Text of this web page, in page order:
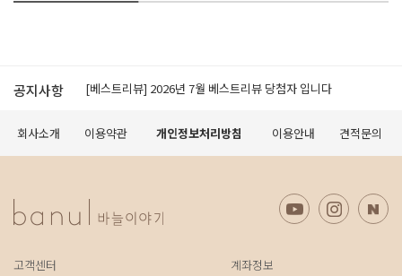
공지사항
[베스트리뷰] 2026년 7월 베스트리뷰 당첨자 입니다
[공지] 무료배송 조건 변경 안내
[공지] 모바일에서 구매가 원활하지 않을 경우 먼저 확인 해 보세요.
[공지] 무료배송 조건 변경 안내
[공지]적립금 이용약관 개정 안내
회사소개 이용약관 개인정보처리방침 이용안내 견적문의
고객센터 계좌정보